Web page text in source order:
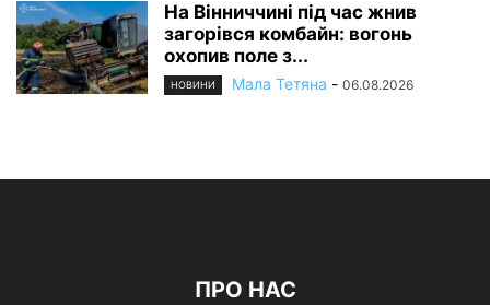
На Вінниччині під час жнив
загорівся комбайн: вогонь
охопив поле з...
НОВИНИ Мала Тетяна - 06.08.2026
ПРО НАС